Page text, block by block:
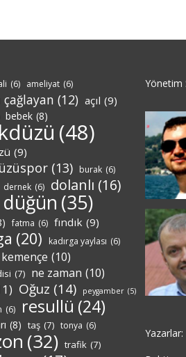
(6) ameliyat (6)
çağlayan (12) açıl (9)
bebek (8)
(48)
(9)
(13) burak (6)
dernek (6) dolanlı (16)
düğün (35)
fatma (6) fındık (9)
(20) kadırga yaylası (6)
kemençe (10)
(7) ne zaman (10)
Oğuz (14) peygamber (5)
(6) resullü (24)
(8) taş (7) tonya (6)
(32) trafik (7)
Yönetim
Yazarlar: